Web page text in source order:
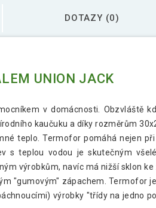
DOTAZY (0)
UNION JACK
v domácnosti. Obzvláště
kaučuku a díky rozměrům
teplo. Termofor pomáhá nejen
teplou vodou je skutečným
výrobkům, navíc má nižší sklon
"gumovým" zápachem. Termofor
výrobky "třídy na jedno